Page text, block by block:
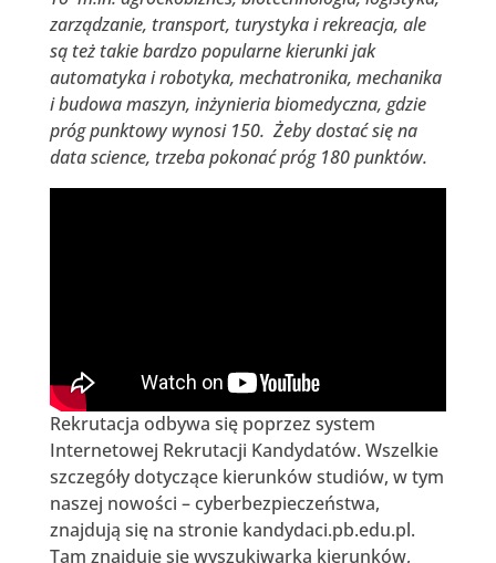
zarządzanie, transport, turystyka i rekreacja, ale
są też takie bardzo popularne kierunki jak
automatyka i robotyka, mechatronika, mechanika
i budowa maszyn, inżynieria biomedyczna, gdzie
próg punktowy wynosi 150. Żeby dostać się na
data science, trzeba pokonać próg 180 punktów.
Rekrutacja odbywa się poprzez system
Internetowej Rekrutacji Kandydatów. Wszelkie
szczegóły dotyczące kierunków studiów, w tym
naszej nowości – cyberbezpieczeństwa,
znajdują się na stronie kandydaci.pb.edu.pl.
Tam znajduje się wyszukiwarka kierunków,